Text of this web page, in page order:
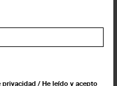
/ He leído y acepto
o evento